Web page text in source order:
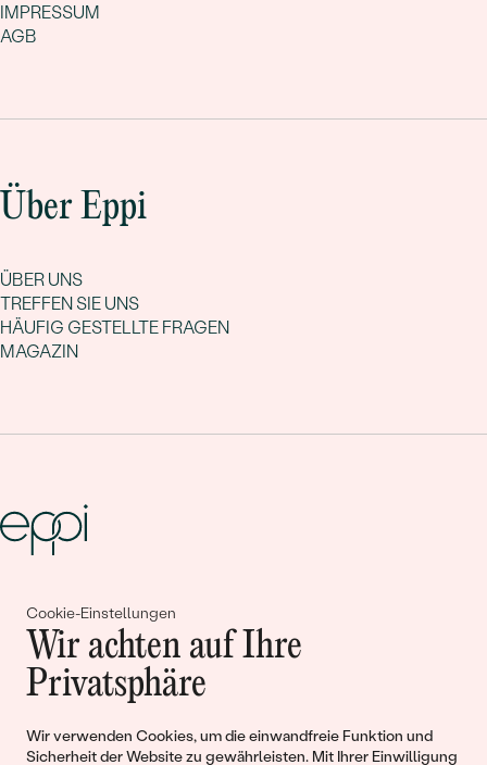
Cookie-Einstellungen
Wir achten auf Ihre
Privatsphäre
Wir verwenden Cookies, um die einwandfreie Funktion und
Sicherheit der Website zu gewährleisten. Mit Ihrer Einwilligung
IMPRESSUM
AGB
Über Eppi
ÜBER UNS
TREFFEN SIE UNS
HÄUFIG GESTELLTE FRAGEN
MAGAZIN
Gemeinsam erschaffen wir
Geschichten von Schönheit und
Liebe
Begleiten Sie uns!